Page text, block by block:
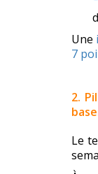
Une
7
2.
Le